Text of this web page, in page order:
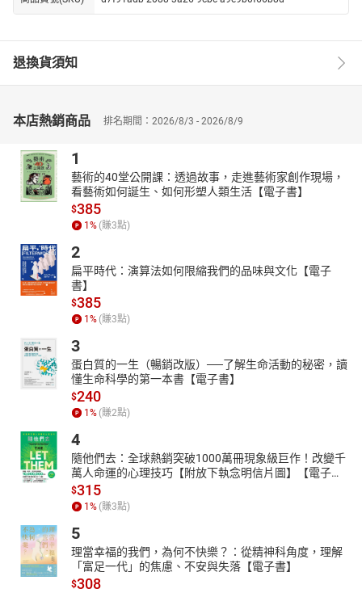
退換貨須知
本店熱銷商品 排名期間：2026/8/3 - 2026/8/9
1
藝術的40堂公開課：透過故事，走進藝術家創作現場，
看藝術如何誕生、如何形塑人類生活【電子書】
$385
1% (賺3點)
2
扁平時代：演算法如何限縮我們的品味與文化【電子
書】
$385
1% (賺3點)
3
蛋白質的一生（暢銷改版）──了解生命活動的秘密，讀
懂生命科學的第一本書【電子書】
$240
1% (賺2點)
4
隨他們去：全球熱銷突破1000萬冊現象級巨作！改變千
萬人命運的心理技巧【附放下執念明信片圖】【電子
書】
$315
1% (賺3點)
5
理當幸福的我們，為何不快樂？：從精神科角度，理解
「富足一代」的焦慮、不安與失落【電子書】
$308